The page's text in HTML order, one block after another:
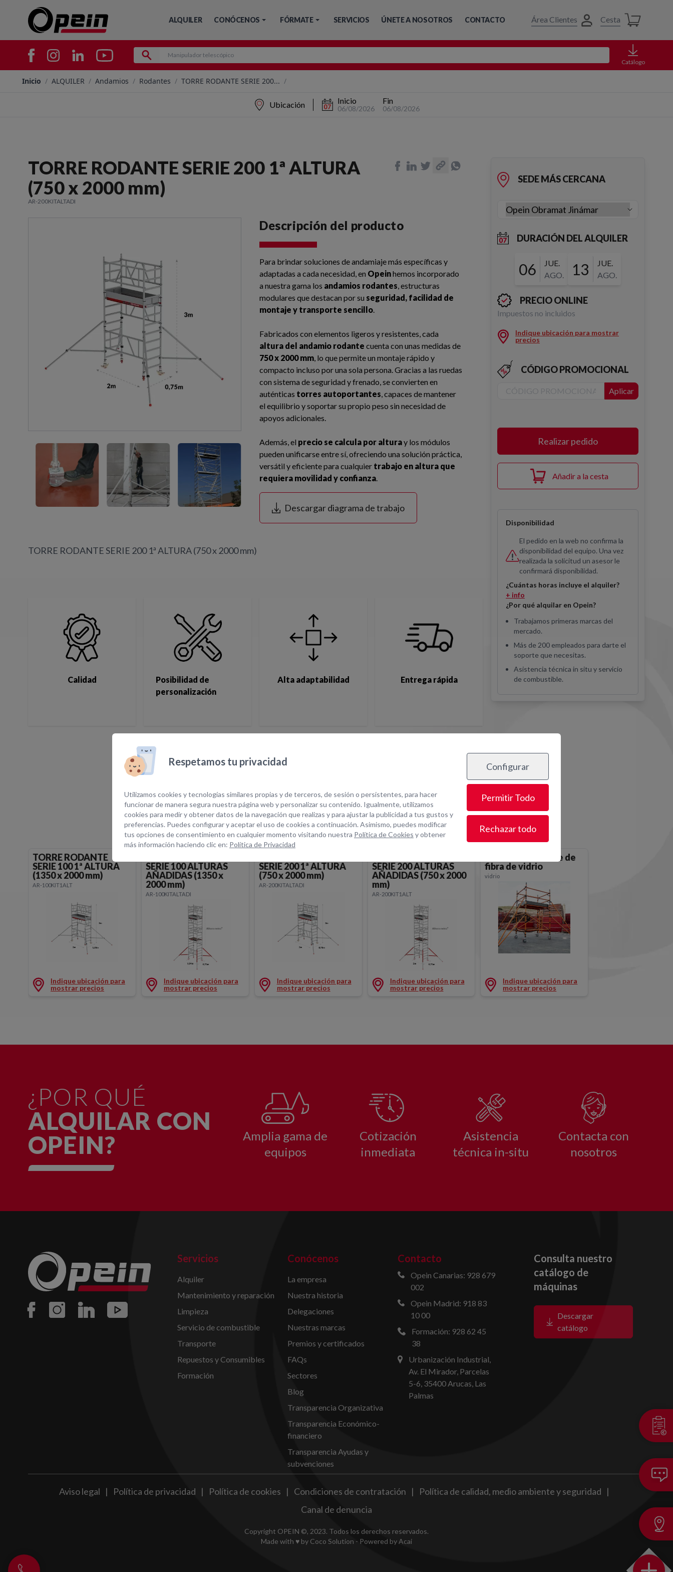
ALQUILER CONÓCENOS FÓRMATE SERVICIOS ÚNETE A NOSOTROS CONTACTO Área Clientes Cesta
Catálogo
Llamar a Opein
Inicio / ALQUILER / Andamios / Rodantes / TORRE RODANTE SERIE 200... /
Ubicación Inicio
06/08/2026
Fin
06/08/2026
TORRE RODANTE SERIE 200 1ª ALTURA
(750 x 2000 mm)
AR-200KITALTADI
Descripción del producto
Para brindar soluciones de andamiaje más específicas y
adaptadas a cada necesidad, en Opeinhemos incorporado
a nuestra gama los andamios rodantes, estructuras
modulares que destacan por su seguridad, facilidad de
montaje y transporte sencillo.
Fabricados con elementos ligeros y resistentes, cada
altura del andamio rodante cuenta con unas medidas de
750 x 2000 mm, lo que permite un montaje rápido y
compacto incluso por una sola persona. Gracias a las ruedas
con sistema de seguridad y frenado, se convierten en
auténticas torres autoportantes, capaces de mantener
el equilibrio y soportar su propio peso sin necesidad de
apoyos adicionales.
Además, el precio se calcula por alturay los módulos
pueden unificarse entre sí, ofreciendo una solución práctica,
versátil y eficiente para cualquier trabajo en altura que
requiera movilidad y confianza.
Descargar diagrama de trabajo
TORRE RODANTE SERIE 200 1ª ALTURA (750 x 2000 mm)
Calidad
Posibilidad de
personalización
Alta adaptabilidad Entrega rápida
SEDE MÁS CERCANA
DURACIÓN DEL ALQUILER
06
JUE.
AGO.
13
JUE.
AGO.
PRECIO ONLINE
Impuestos no incluidos
Indique ubicación para mostrar
precios
CÓDIGO PROMOCIONAL
Aplicar
Realizar pedido
Añadir a la cesta
Disponibilidad
El pedido en la web no confirma la
disponibilidad del equipo. Una vez
realizada la solicitud un asesor le
confirmará disponibilidad.
¿Cuántas horas incluye el alquiler?
+ info
¿Por qué alquilar en Opein?
Trabajamos primeras marcas del
mercado.
Más de 200 empleados para darte el
soporte que necesitas.
Asistencia técnica in situ y servicio
de combustible.
TORRE RODANTE
SERIE 100 1ª ALTURA
(1350 x 2000 mm)
AR-100KIT1ALT
TORRE RODANTE SERIE 100 1ª ALTURA (1350 x 2000 mm)
Indique ubicación para
mostrar precios
SERIE 100 ALTURAS
AÑADIDAS (1350 x
2000 mm)
AR-100KITALTADI
Indique ubicación para
mostrar precios
SERIE 200 1ª ALTURA
(750 x 2000 mm)
AR-200KITALTADI
TORRE RODANTE SERIE 200 1ª ALTURA (750 x 2000 mm)
Indique ubicación para
mostrar precios
SERIE 200 ALTURAS
AÑADIDAS (750 x 2000
mm)
AR-200KIT1ALT
Indique ubicación para
mostrar precios
Andamios rodante de
fibra de vidrio
vidrio
Andamios rodante de fibra de vidrio
Indique ubicación para
mostrar precios
¿POR QUÉ
ALQUILAR CON
OPEIN?
Amplia gama de
equipos
Cotización
inmediata
Asistencia
técnica in-situ
Contacta con
nosotros
Servicios
Alquiler
Mantenimiento y reparación
Limpieza
Servicio de combustible
Transporte
Repuestos y Consumibles
Formación
Conócenos
La empresa
Nuestra historia
Delegaciones
Nuestras marcas
Premios y certificados
FAQs
Sectores
Blog
Transparencia Organizativa
Transparencia Económico-
financiero
Transparencia Ayudas y
subvenciones
Contacto
Opein Canarias: 928 679
002
Opein Madrid: 918 83
10 00
Formación: 928 62 45
38
Urbanización Industrial,
Av. El Mirador, Parcelas
5-6, 35400 Arucas, Las
Palmas
Consulta nuestro
catálogo de
máquinas
Descargar
catálogo
Aviso legal | Política de privacidad | Política de cookies | Condiciones de contratación | Política de calidad, medio ambiente y seguridad |
Canal de denuncia
Copyright OPEIN ©, 2023. Todos los derechos reservados.
Made with ♥ by Coco Solution - Powered byAcai
Respetamos tu privacidad
Utilizamos cookies y tecnologías similares propias y de terceros, de sesión o persistentes, para hacer
funcionar de manera segura nuestra página web y personalizar su contenido. Igualmente, utilizamos
cookies para medir y obtener datos de la navegación que realizas y para ajustar la publicidad a tus gustos y
preferencias. Puedes configurar y aceptar el uso de cookies a continuación. Asimismo, puedes modificar
tus opciones de consentimiento en cualquier momento visitando nuestra Política de Cookies y obtener
más información haciendo clic en: Política de Privacidad
Configurar
Permitir Todo
Rechazar todo